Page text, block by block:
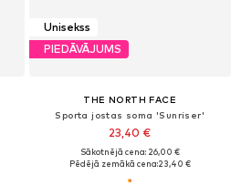
Unisekss
PIEDĀVĀJUMS
THE NORTH FACE
Sporta jostas soma 'Sunriser'
23,40 €
Sākotnējā cena: 26,00 €
Pēdējā zemākā cena:23,40 €